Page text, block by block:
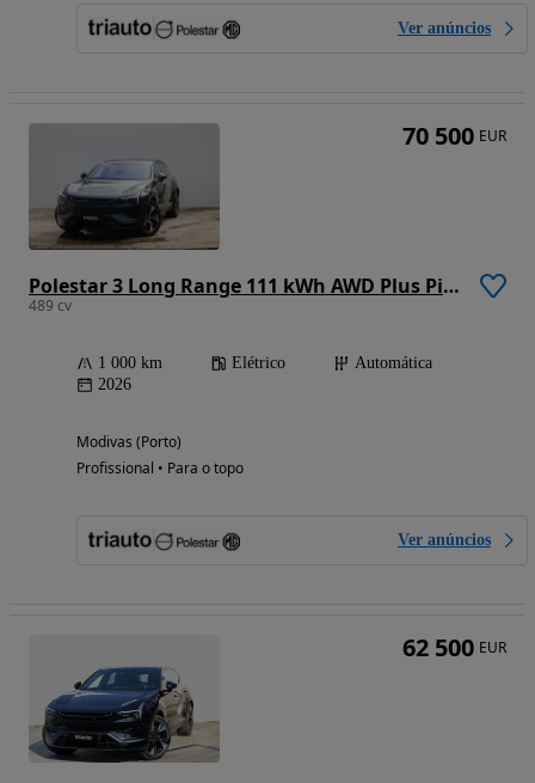
Ver anúncios
Polestar 3 Long Range 111 kWh AWD Plus Pilot
489 cv
1 000 km Elétrico
Automática
2026
Modivas (Porto)
Profissional • Para o topo
Ver anúncios
70 500 EUR
62 500 EUR